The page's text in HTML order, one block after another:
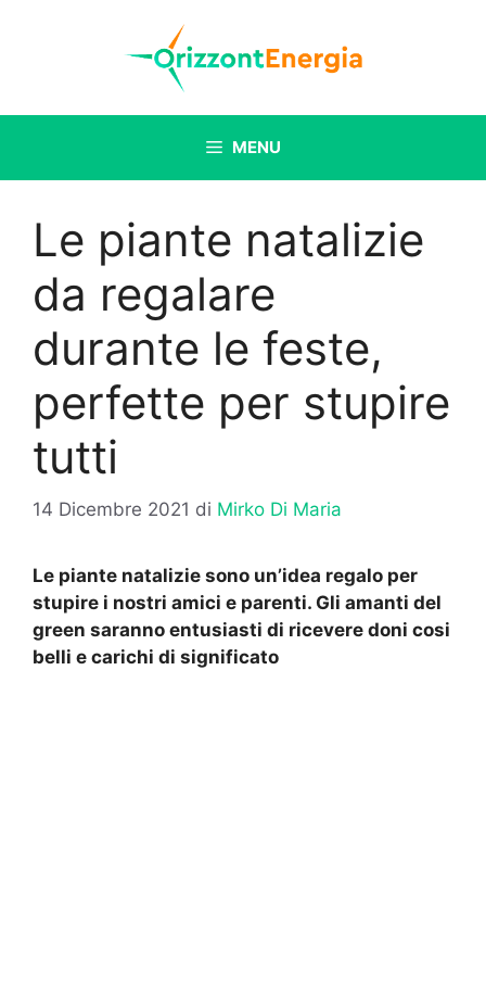
MENU
Le piante natalizie
da regalare
durante le feste,
perfette per stupire
tutti
14 Dicembre 2021 di Mirko Di Maria
Le piante natalizie sono un’idea regalo per
stupire i nostri amici e parenti. Gli amanti del
green saranno entusiasti di ricevere doni cosi
belli e carichi di significato